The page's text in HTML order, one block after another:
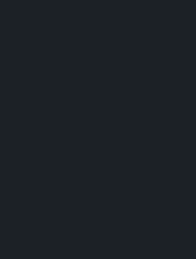
งอาวุธทำลายล้าง
สู้ และความ
งหนัง
มผสานความ
ร้างความสดใหม่ให้